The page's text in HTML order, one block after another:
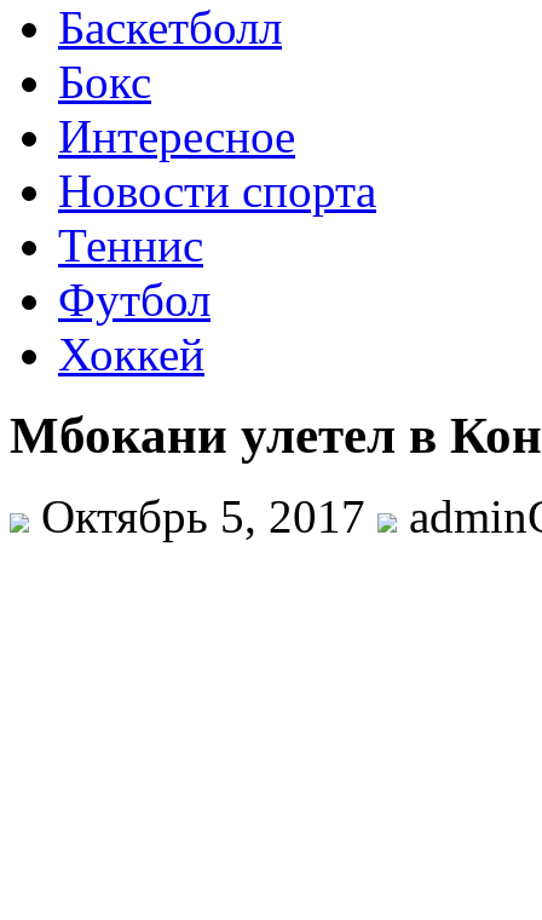
Баскетболл
Бокс
Интересное
Новости спорта
Теннис
Футбол
Хоккей
Мбокани улетел в
Октябрь 5, 2017